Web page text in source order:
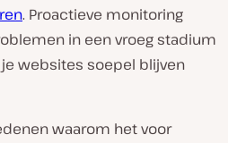
. Proactieve monitoring
in een vroeg stadium
websites soepel blijven
waarom het voor